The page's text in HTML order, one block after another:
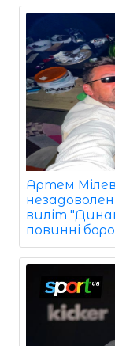
Артем
виліт
повинні